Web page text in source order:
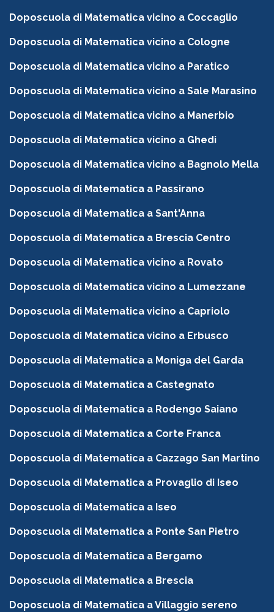
Doposcuola di Matematica vicino a Coccaglio
Doposcuola di Matematica vicino a Cologne
Doposcuola di Matematica vicino a Paratico
Doposcuola di Matematica vicino a Sale Marasino
Doposcuola di Matematica vicino a Manerbio
Doposcuola di Matematica vicino a Ghedi
Doposcuola di Matematica vicino a Bagnolo Mella
Doposcuola di Matematica a Passirano
Doposcuola di Matematica a Sant'Anna
Doposcuola di Matematica a Brescia Centro
Doposcuola di Matematica vicino a Rovato
Doposcuola di Matematica vicino a Lumezzane
Doposcuola di Matematica vicino a Capriolo
Doposcuola di Matematica vicino a Erbusco
Doposcuola di Matematica a Moniga del Garda
Doposcuola di Matematica a Castegnato
Doposcuola di Matematica a Rodengo Saiano
Doposcuola di Matematica a Corte Franca
Doposcuola di Matematica a Cazzago San Martino
Doposcuola di Matematica a Provaglio di Iseo
Doposcuola di Matematica a Iseo
Doposcuola di Matematica a Ponte San Pietro
Doposcuola di Matematica a Bergamo
Doposcuola di Matematica a Brescia
Doposcuola di Matematica a Villaggio sereno